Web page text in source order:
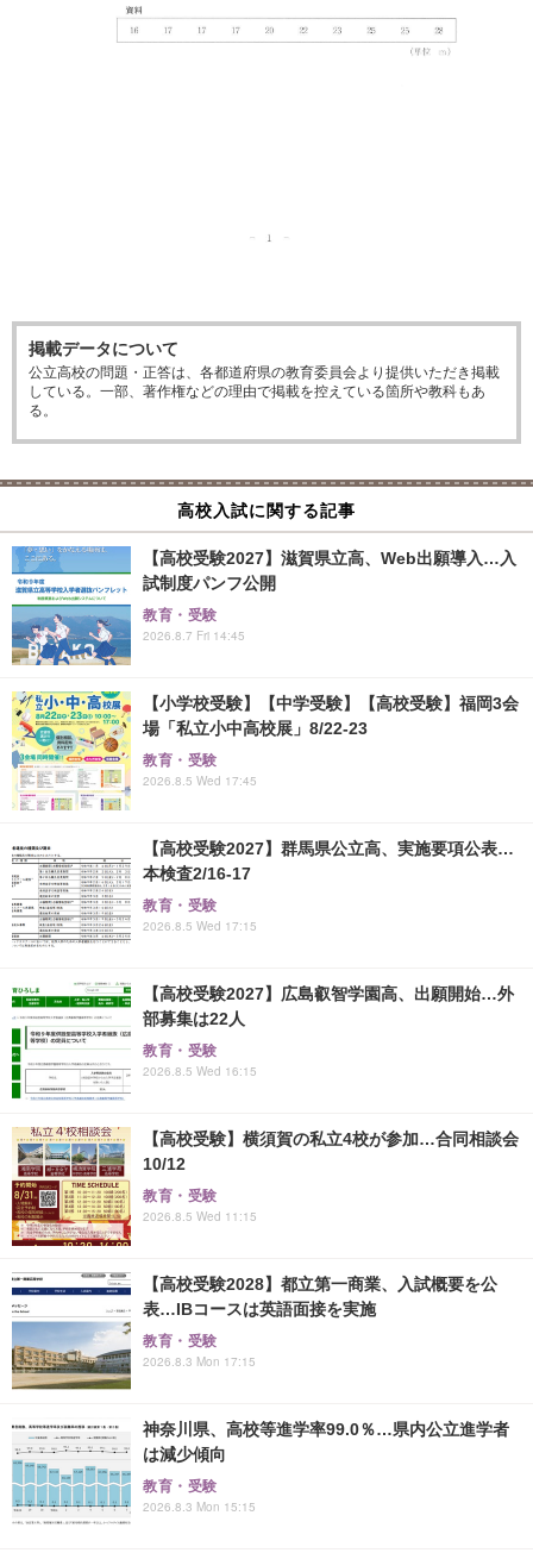
掲載データについて
公立高校の問題・正答は、各都道府県の教育委員会より提供いただき掲載
している。一部、著作権などの理由で掲載を控えている箇所や教科もあ
る。
高校入試に関する記事
【高校受験2027】滋賀県立高、Web出願導入…入
試制度パンフ公開
教育・受験
2026.8.7 Fri 14:45
【小学校受験】【中学受験】【高校受験】福岡3会
場「私立小中高校展」8/22-23
教育・受験
2026.8.5 Wed 17:45
【高校受験2027】群馬県公立高、実施要項公表…
本検査2/16-17
教育・受験
2026.8.5 Wed 17:15
【高校受験2027】広島叡智学園高、出願開始…外
部募集は22人
教育・受験
2026.8.5 Wed 16:15
【高校受験】横須賀の私立4校が参加…合同相談会
10/12
教育・受験
2026.8.5 Wed 11:15
【高校受験2028】都立第一商業、入試概要を公
表…IBコースは英語面接を実施
教育・受験
2026.8.3 Mon 17:15
神奈川県、高校等進学率99.0％…県内公立進学者
は減少傾向
教育・受験
2026.8.3 Mon 15:15